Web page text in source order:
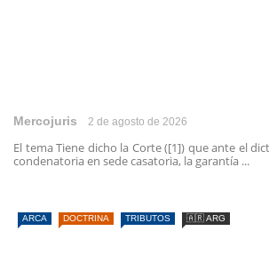
Mercojuris 2 de agosto de 2026
El tema Tiene dicho la Corte ([1]) que ante el
condenatoria en sede casatoria, la garantía ...
ARCA DOCTRINA TRIBUTOS 🇦🇷 ARG